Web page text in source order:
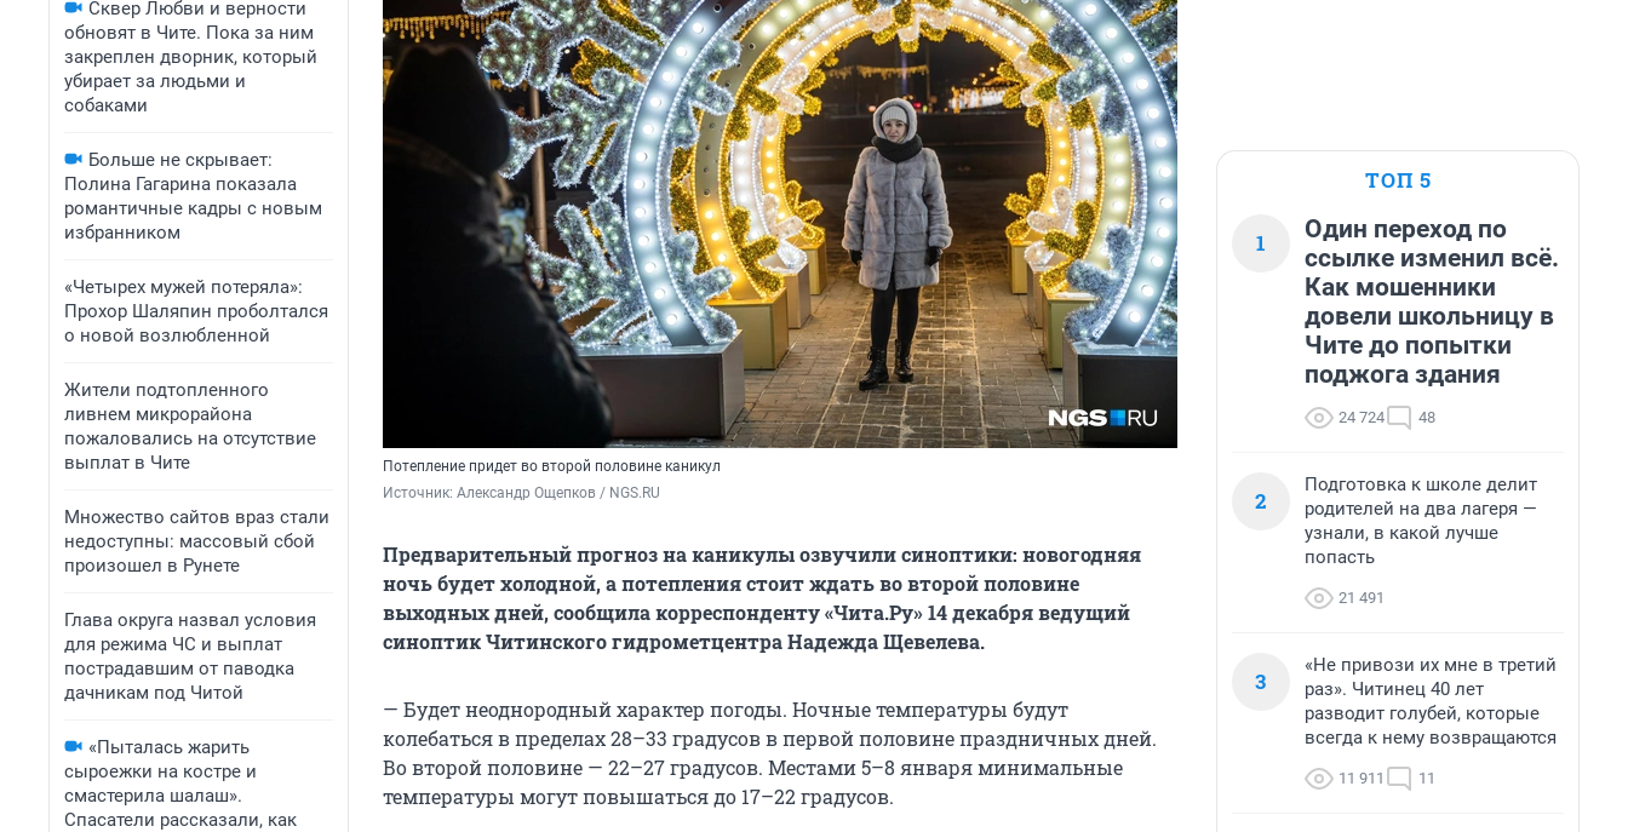
Сквер Любви и верности
обновят в Чите. Пока за ним
закреплен дворник, который
убирает за людьми и
собаками
Больше не скрывает:
Полина Гагарина показала
романтичные кадры с новым
избранником
«Четырех мужей потеряла»:
Прохор Шаляпин проболтался
о новой возлюбленной
Жители подтопленного
ливнем микрорайона
пожаловались на отсутствие
выплат в Чите
Множество сайтов враз стали
недоступны: массовый сбой
произошел в Рунете
Глава округа назвал условия
для режима ЧС и выплат
пострадавшим от паводка
дачникам под Читой
«Пыталась жарить
сыроежки на костре и
смастерила шалаш».
Спасатели рассказали, как
Потепление придет во второй половине каникул
Источник: Александр Ощепков / NGS.RU
Предварительный прогноз на каникулы озвучили синоптики: новогодняя
ночь будет холодной, а потепления стоит ждать во второй половине
выходных дней, сообщила корреспонденту «Чита.Ру» 14 декабря ведущий
синоптик Читинского гидрометцентра Надежда Щевелева.
— Будет неоднородный характер погоды. Ночные температуры будут
колебаться в пределах 28–33 градусов в первой половине праздничных дней.
Во второй половине — 22–27 градусов. Местами 5–8 января минимальные
температуры могут повышаться до 17–22 градусов.
ТОП 5
1
Один переход по
ссылке изменил всё.
Как мошенники
довели школьницу в
Чите до попытки
поджога здания
24 724 48
2
Подготовка к школе делит
родителей на два лагеря —
узнали, в какой лучше
попасть
21 491
3
«Не привози их мне в третий
раз». Читинец 40 лет
разводит голубей, которые
всегда к нему возвращаются
11 911 11